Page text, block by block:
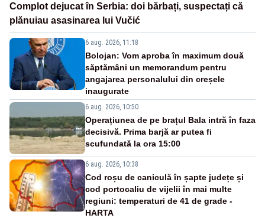
Complot dejucat în Serbia: doi bărbați, suspectați că
plănuiau asasinarea lui Vučić
6 aug. 2026, 11:18
Bolojan: Vom aproba în maximum două
săptămâni un memorandum pentru
angajarea personalului din creșele
inaugurate
6 aug. 2026, 10:50
Operațiunea de pe brațul Bala intră în faza
decisivă. Prima barjă ar putea fi
scufundată la ora 15:00
6 aug. 2026, 10:38
Cod roșu de caniculă în șapte județe și
cod portocaliu de vijelii în mai multe
regiuni: temperaturi de 41 de grade -
HARTA